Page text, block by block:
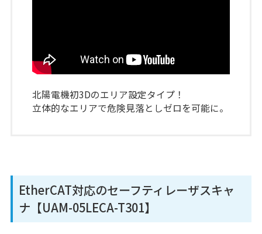
北陽電機初3Dのエリア設定タイプ！
立体的なエリアで危険見落としゼロを可能に。
EtherCAT対応のセーフティレーザスキャ
ナ【UAM-05LECA-T301】